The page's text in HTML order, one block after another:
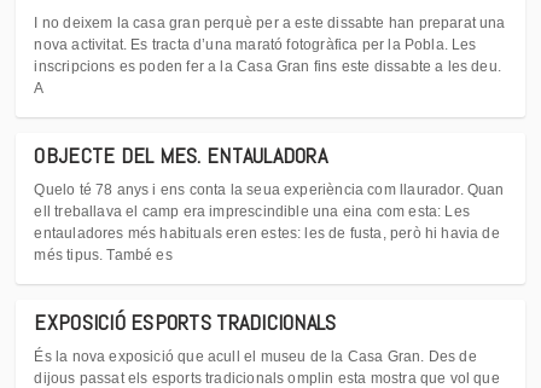
I no deixem la casa gran perquè per a este dissabte han preparat una
nova activitat. Es tracta d’una marató fotogràfica per la Pobla. Les
inscripcions es poden fer a la Casa Gran fins este dissabte a les deu.
A
OBJECTE DEL MES. ENTAULADORA
Quelo té 78 anys i ens conta la seua experiència com llaurador. Quan
ell treballava el camp era imprescindible una eina com esta: Les
entauladores més habituals eren estes: les de fusta, però hi havia de
més tipus. També es
EXPOSICIÓ ESPORTS TRADICIONALS
És la nova exposició que acull el museu de la Casa Gran. Des de
dijous passat els esports tradicionals omplin esta mostra que vol que